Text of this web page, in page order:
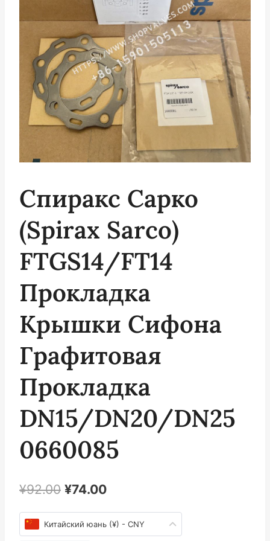
Спиракс Сарко
(Spirax Sarco)
FTGS14/FT14
Прокладка
Крышки Сифона
Графитовая
Прокладка
DN15/DN20/DN25
0660085
¥92.00 Первоначальная
цена
была:
¥74.00Текущая
цена:
¥74.00.
Китайский юань (¥) - CNY